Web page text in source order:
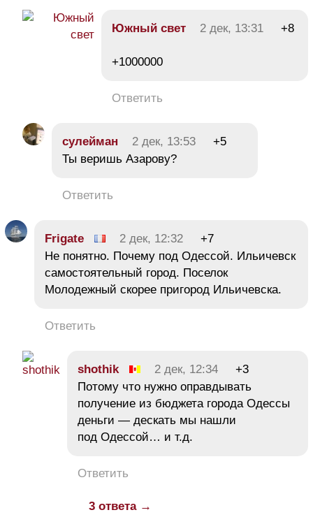
Южный свет 2 дек, 13:31 +8
+1000000
Ответить
сулейман 2 дек, 13:53
+5
Ты веришь Азарову?
Ответить
Frigate 2 дек, 12:32
+7
Не понятно. Почему под Одессой. Ильичевск
самостоятельный город. Поселок
Молодежный скорее пригород Ильичевска.
Ответить
shothik 2 дек, 12:34
+3
Потому что нужно оправдывать
получение из бюджета города Одессы
деньги — дескать мы нашли
под Одессой… и т.д.
Ответить
3 ответа →